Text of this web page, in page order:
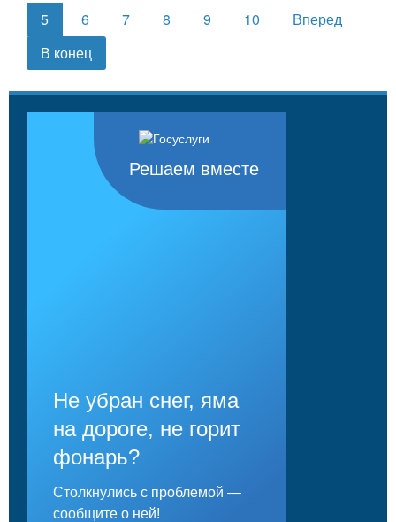
5
6 7 8 9 10
Вперед
В конец
Решаем вместе
Не убран снег, яма
на дороге, не горит
фонарь?
Столкнулись с проблемой —
сообщите о ней!